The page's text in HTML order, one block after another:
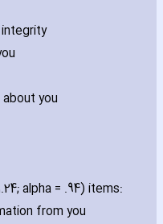
you
alpha = .94) items:
from you